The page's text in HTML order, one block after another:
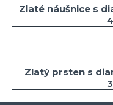
Zlaté náušnice s
Zlatý prsten s